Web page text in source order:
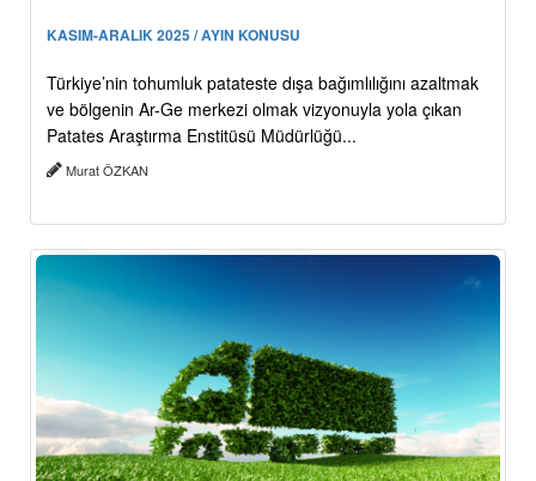
KASIM-ARALIK 2025 / AYIN KONUSU
Türkiye’nin tohumluk patateste dışa bağımlılığını azaltmak
ve bölgenin Ar-Ge merkezi olmak vizyonuyla yola çıkan
Patates Araştırma Enstitüsü Müdürlüğü...
Murat ÖZKAN